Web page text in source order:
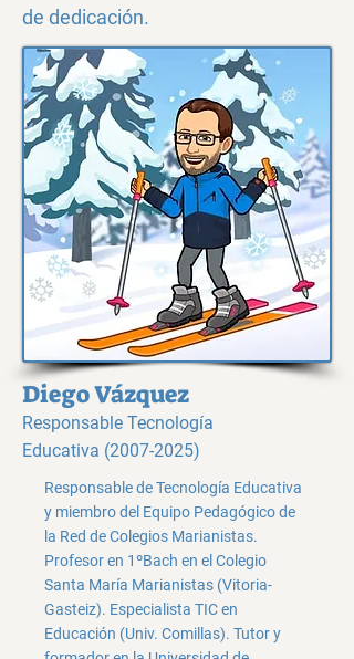
de dedicación.
Diego Vázquez
Responsable Tecnología
Educativa (2007-2025)
Responsable de Tecnología Educativa
y miembro del Equipo Pedagógico de
la Red de Colegios Marianistas.
Profesor en 1ºBach en el Colegio
Santa María Marianistas (Vitoria-
Gasteiz). Especialista TIC en
Educación (Univ. Comillas). Tutor y